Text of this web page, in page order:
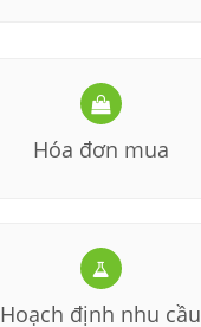
Hóa đơn mua
Hoạch định nhu cầu